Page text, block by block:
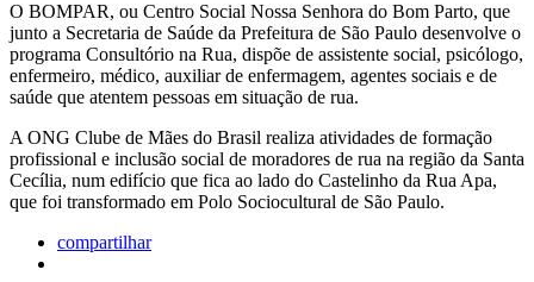
O BOMPAR, ou Centro Social Nossa Senhora do Bom Parto, que
junto a Secretaria de Saúde da Prefeitura de São Paulo desenvolve o
programa Consultório na Rua, dispõe de assistente social, psicólogo,
enfermeiro, médico, auxiliar de enfermagem, agentes sociais e de
saúde que atentem pessoas em situação de rua.
A ONG Clube de Mães do Brasil realiza atividades de formação
profissional e inclusão social de moradores de rua na região da Santa
Cecília, num edifício que fica ao lado do Castelinho da Rua Apa,
que foi transformado em Polo Sociocultural de São Paulo.
compartilhar